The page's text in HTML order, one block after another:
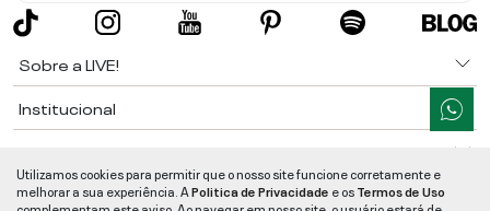
Sobre a LIVE!
Institucional
Ajuda
Utilizamos cookies para permitir que o nosso site funcione corretamente e
melhorar a sua experiência. APolitica de Privacidade e osTermos de Uso